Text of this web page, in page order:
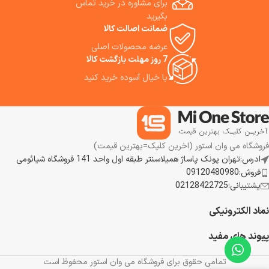
همراه شماست. این ساعت هوشمند
به خاطر داشتن GPS دو بانده با
سیستم 6 ماهواره ای، می تواند در
ردیابی ورزش‌ها کمک بزرگی به شما
بکند .
برای مشاوره در خرید تماس
بگیرید
ضمانت اصالت کالا
عرضه محصولات اصلی
7 روز مهلت بازگشت کالا
با خیال آسوده خرید کنید
فروشگاه می وان استور (اخرین کلیک=بهترین قیمت)
ادرس:تهران پونک پاساژ همیلاسنتر طبقه اول واحد 141 فروشگاه شیائومی
فروش:09120480980
پشتیبانی:02128422725
نماد الکترونیکی
پیوند های مفید
تمامی حقوق برای فروشگاه می وان استور محفوظ است